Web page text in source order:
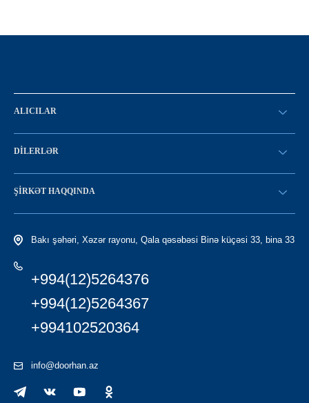
ALICILAR
SİFARİŞ VERİN
DILERLƏR
SATICI OLMAQ
LC-yə giriş
ŞIRKƏT HAQQINDA
Tariximiz
Bakı şəhəri, Xəzər rayonu, Qala qəsəbəsi Binə küçəsi 33, bina 33
+994(12)5264376
+994(12)5264367
+994102520364
info@doorhan.az